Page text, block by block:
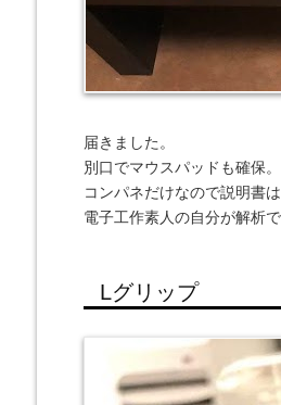
届きました。
別口でマウスパッドも確保。
コンパネだけなので説明書
電子工作素人の自分が解析
Lグリップ